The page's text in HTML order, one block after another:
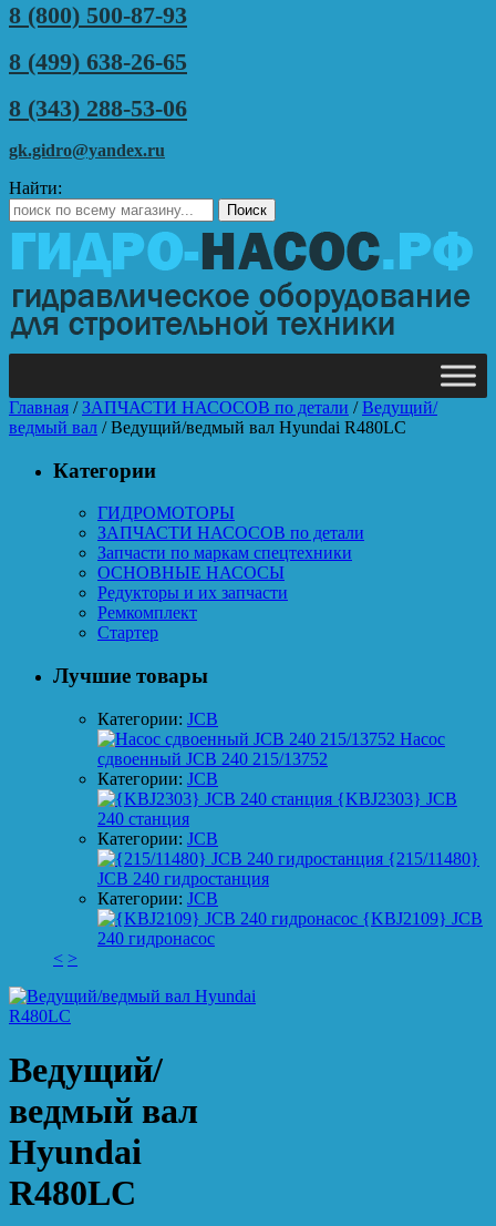
8 (800) 500-87-93
8 (499) 638-26-65
8 (343) 288-53-06
gk.gidro@yandex.ru
Найти:
Главная /ЗАПЧАСТИ НАСОСОВ по детали /Ведущий/
ведмый вал / Ведущий/ведмый вал Hyundai R480LC
Категории
ГИДРОМОТОРЫ
ЗАПЧАСТИ НАСОСОВ по детали
Запчасти по маркам спецтехники
ОСНОВНЫЕ НАСОСЫ
Редукторы и их запчасти
Ремкомплект
Стартер
Лучшие товары
Категории: JCB
Насос
сдвоенный JCB 240 215/13752
Категории: JCB
{KBJ2303} JCB
240 станция
Категории: JCB
{215/11480}
JCB 240 гидростанция
Категории: JCB
{KBJ2109} JCB
240 гидронасос
< >
Ведущий/
ведмый вал
Hyundai
R480LC